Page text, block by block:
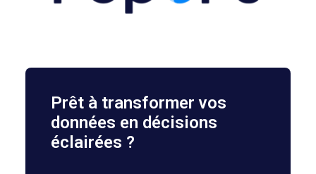
Prêt à transformer vos
données en décisions
éclairées ?